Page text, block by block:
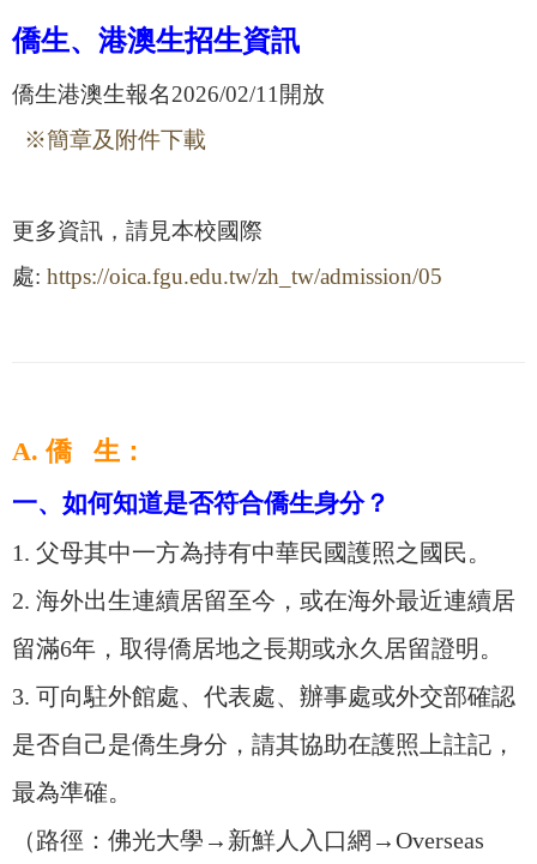
僑生、港澳生招生資訊
僑生港澳生報名2026/02/11開放
※簡章及附件下載
更多資訊，請見本校國際
處: https://oica.fgu.edu.tw/zh_tw/admission/05
A. 僑 生：
一、如何知道是否符合僑生身分？
1. 父母其中一方為持有中華民國護照之國民。
2. 海外出生連續居留至今，或在海外最近連續居
留滿6年，取得僑居地之長期或永久居留證明。
3. 可向駐外館處、代表處、辦事處或外交部確認
是否自己是僑生身分，請其協助在護照上註記，
最為準確。
（路徑：佛光大學→新鮮人入口網→Overseas